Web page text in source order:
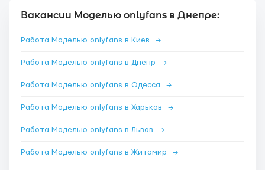
Вакансии Моделью onlyfans в Днепре:
Работа Моделью onlyfans в Киев →
Работа Моделью onlyfans в Днепр →
Работа Моделью onlyfans в Одесса →
Работа Моделью onlyfans в Харьков →
Работа Моделью onlyfans в Львов →
Работа Моделью onlyfans в Житомир →